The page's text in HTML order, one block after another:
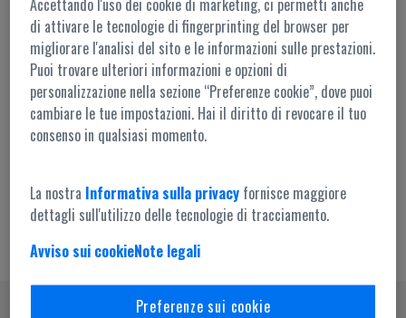
Accesso amministrazione
di attivare le tecnologie di fingerprinting del browser per
migliorare l'analisi del sito e le informazioni sulle prestazioni.
Puoi trovare ulteriori informazioni e opzioni di
personalizzazione nella sezione “Preferenze cookie”, dove puoi
cambiare le tue impostazioni. Hai il diritto di revocare il tuo
consenso in qualsiasi momento.
La nostra Informativa sulla privacy fornisce maggiore
dettagli sull'utilizzo delle tecnologie di tracciamento.
Avviso sui cookieNote legali
Preferenze sui cookie